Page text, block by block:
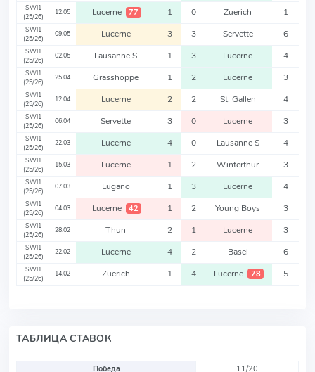
SWI1
(25/26)
12.05 Lucerne 77 1 0 Zuerich 1
SWI1
(25/26)
09.05 Lucerne 3 3 Servette 6
SWI1
(25/26)
02.05 Lausanne S 1 3 Lucerne 4
SWI1
(25/26)
25.04 Grasshoppe 1 2 Lucerne 3
SWI1
(25/26)
12.04 Lucerne 2 2 St. Gallen 4
SWI1
(25/26)
06.04 Servette 3 0 Lucerne 3
SWI1
(25/26)
22.03 Lucerne 4 0 Lausanne S 4
SWI1
(25/26)
15.03 Lucerne 1 2 Winterthur 3
SWI1
(25/26)
07.03 Lugano 1 3 Lucerne 4
SWI1
(25/26)
04.03 Lucerne 42 1 2 Young Boys 3
SWI1
(25/26)
28.02 Thun 2 1 Lucerne 3
SWI1
(25/26)
22.02 Lucerne 4 2 Basel 6
SWI1
(25/26)
14.02 Zuerich 1 4 Lucerne 78 5
ТАБЛИЦА СТАВОК
Победа
11/20